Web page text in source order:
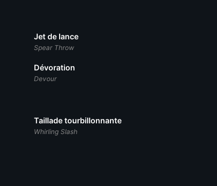
Jet de lance
Spear Throw
Dévoration
Devour
Taillade tourbillonnante
Whirling Slash